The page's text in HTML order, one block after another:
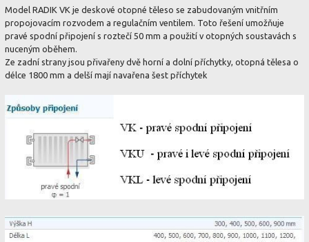
Model RADIK VK je deskové otopné těleso se zabudovaným vnitřním
propojovacím rozvodem a regulačním ventilem. Toto řešení umožňuje
pravé spodní připojení s roztečí 50 mm a použití v otopných soustavách s
nuceným oběhem.
Ze zadní strany jsou přivařeny dvě horní a dolní příchytky, otopná tělesa o
délce 1800 mm a delší mají navařena šest příchytek